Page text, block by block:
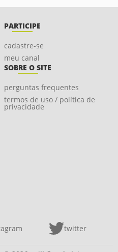
PARTICIPE
cadastre-se
meu canal
SOBRE O SITE
perguntas frequentes
termos de uso / política de
privacidade
twitter